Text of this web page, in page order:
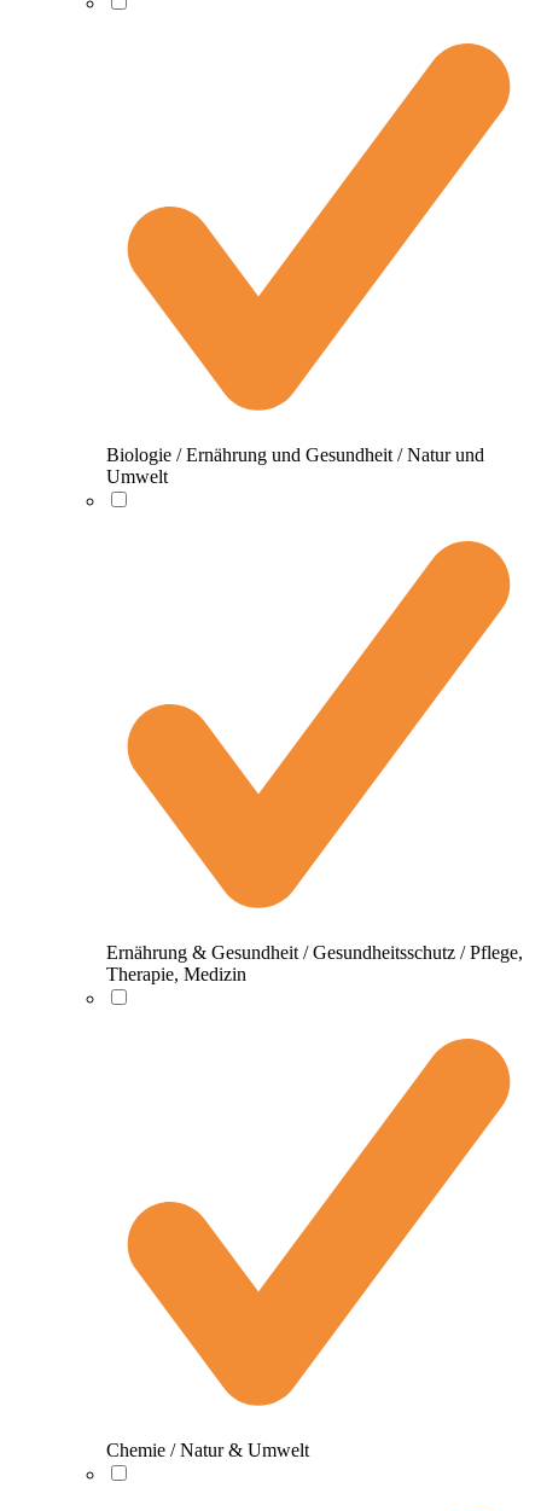
Biologie / Ernährung und Gesundheit / Natur und
Umwelt
Ernährung & Gesundheit / Gesundheitsschutz / Pflege,
Therapie, Medizin
Chemie / Natur & Umwelt